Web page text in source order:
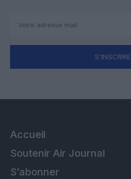
S'INSCRIRE
Accueil
Soutenir Air Journal
S’abonner